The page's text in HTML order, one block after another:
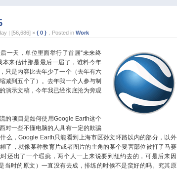
| [56,686] × { 0 } ，Posted in Work
天，单位里面举行了首届“未来终
本来估计那是最后一届了，谁料今年
只是内容比去年少了一个（去年有六
减到五个了）。去年我一个人参与制
演示文稿，今年我已经彻底沦为旁观
项目是如何使用Google Earth这个
对一些不懂电脑的人具有一定的欺骗
么，Google Earth只能看到上海市区孙文环路以内的部分，以外
了，就像某种教育片或者图片的主角的某个要害部位被打了马赛
还出了一个瑕疵，两个人一上来说要到纽约去的，可是后来因
当时的原文）一直没有去成，排练的时候不是蛮好的吗。究其原